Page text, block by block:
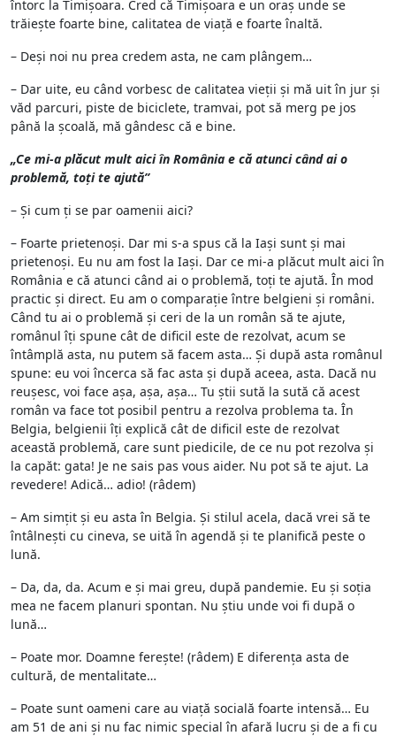
întorc la Timișoara. Cred că Timișoara e un oraș unde se
trăiește foarte bine, calitatea de viață e foarte înaltă.
– Deși noi nu prea credem asta, ne cam plângem…
– Dar uite, eu când vorbesc de calitatea vieții și mă uit în jur și
văd parcuri, piste de biciclete, tramvai, pot să merg pe jos
până la școală, mă gândesc că e bine.
„Ce mi-a plăcut mult aici în România e că atunci când ai o
problemă, toți te ajută”
– Și cum ți se par oamenii aici?
– Foarte prietenoși. Dar mi s-a spus că la Iași sunt și mai
prietenoși. Eu nu am fost la Iași. Dar ce mi-a plăcut mult aici în
România e că atunci când ai o problemă, toți te ajută. În mod
practic și direct. Eu am o comparație între belgieni și români.
Când tu ai o problemă și ceri de la un român să te ajute,
românul îți spune cât de dificil este de rezolvat, acum se
întâmplă asta, nu putem să facem asta… Și după asta românul
spune: eu voi încerca să fac asta și după aceea, asta. Dacă nu
reușesc, voi face așa, așa, așa… Tu știi sută la sută că acest
român va face tot posibil pentru a rezolva problema ta. În
Belgia, belgienii îți explică cât de dificil este de rezolvat
această problemă, care sunt piedicile, de ce nu pot rezolva și
la capăt: gata! Je ne sais pas vous aider. Nu pot să te ajut. La
revedere! Adică… adio! (râdem)
– Am simțit și eu asta în Belgia. Și stilul acela, dacă vrei să te
întâlnești cu cineva, se uită în agendă și te planifică peste o
lună.
– Da, da, da. Acum e și mai greu, după pandemie. Eu și soția
mea ne facem planuri spontan. Nu știu unde voi fi după o
lună…
– Poate mor. Doamne ferește! (râdem) E diferența asta de
cultură, de mentalitate…
– Poate sunt oameni care au viață socială foarte intensă… Eu
am 51 de ani și nu fac nimic special în afară lucru și de a fi cu